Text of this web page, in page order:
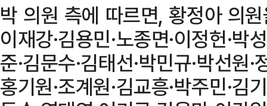
박 의원 측에 따르면, 황정아 의
이재강·김용민·노종면·이정헌·박
준·김문수·김태선·박민규·박선원·
홍기원·조계원·김교흥·박주민·김